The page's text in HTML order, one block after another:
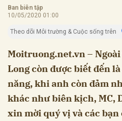
Ban biên tập
10/05/2020 01:00
Theo dõi Môi trường & Cuộc sống trên
Moitruong.net.vn –
Long còn được biết đến
năng, khi anh còn đảm
khác như biên kịch, MC,
xin mời quý vị và các